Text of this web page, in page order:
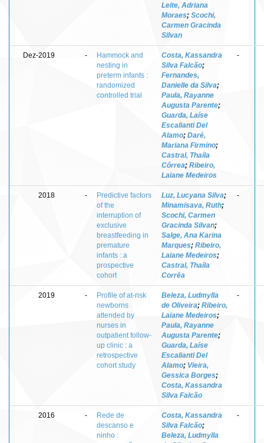
Leite, Adriana
Moraes; Scochi,
Carmen Gracinda
Silvan
Dez-2019 -
Hammock and
nesting in
preterm infants :
randomized
controlled trial
Costa, Kassandra
Silva Falcão;
Fernandes,
Danielle da Silva;
Paula, Rayanne
Augusta Parente;
Guarda, Laíse
Escalianti Del
Alamo; Daré,
Mariana Firmino;
Castral, Thaíla
Côrrea; Ribeiro,
Laiane Medeiros
-
2018 -
Predictive factors
of the
interruption of
exclusive
breastfeeding in
premature
infants : a
prospective
cohort
Luz, Lucyana Silva;
Minamisava, Ruth;
Scochi, Carmen
Gracinda Silvan;
Salge, Ana Karina
Marques; Ribeiro,
Laiane Medeiros;
Castral, Thaíla
Corrêa
-
2019 -
Profile of at-risk
newborns
attended by
nurses in
outpatient follow-
up clinic : a
retrospective
cohort study
Beleza, Ludmylla
de Oliveira; Ribeiro,
Laiane Medeiros;
Paula, Rayanne
Augusta Parente;
Guarda, Laíse
Escalianti Del
Alamo; Vieira,
Gessica Borges;
Costa, Kassandra
Silva Falcão
-
2016 -
Rede de
descanso e
ninho :
Costa, Kassandra
Silva Falcão;
Beleza, Ludmylla
-